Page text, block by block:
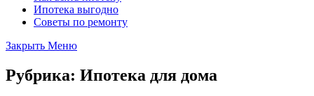
Ипотека выгодно
Советы по ремонту
Закрыть Меню
Рубрика: Ипотека для дома